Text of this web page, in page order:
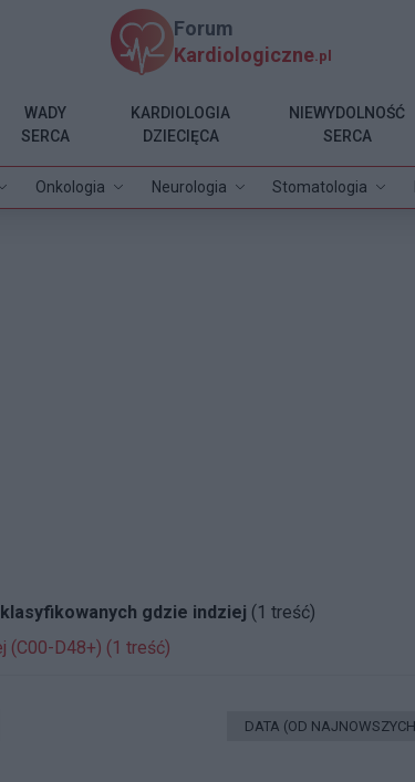
Forum
Kardiologiczne .pl
Onkologia Neurologia Stomatologia
WADY
SERCA
KARDIOLOGIA
DZIECIĘCA
NIEWYDOLNOŚĆ
SERCA
gdzie indziej (1 treść)
(C00-D48+) (1 treść)